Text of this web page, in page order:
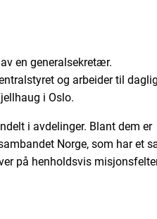
en generalsekretær.
og arbeider til
i Oslo.
i avdelinger. Blant dem er
Norge, som har et
på henholdsvis